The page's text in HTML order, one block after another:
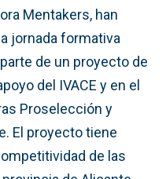
Mentakers, han
jornada formativa
de un proyecto de
del IVACE y en el
Proselección y
El proyecto tiene
de las